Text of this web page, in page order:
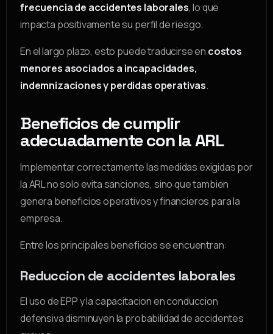
frecuencia de accidentes laborales, lo que
impacta positivamente su perfil de riesgo.
En el largo plazo, esto puede traducirse en costos
menores asociados a incapacidades,
indemnizaciones y perdidas operativas.
Beneficios de cumplir
adecuadamente con la ARL
Implementar correctamente las medidas exigidas por
la ARL no solo evita sanciones, sino que tambien
genera beneficios operativos y financieros para la
empresa.
Entre los principales beneficios se encuentran:
Reduccion de accidentes laborales
El uso de EPP y la capacitacion en conduccion
defensiva disminuyen la probabilidad de accidentes